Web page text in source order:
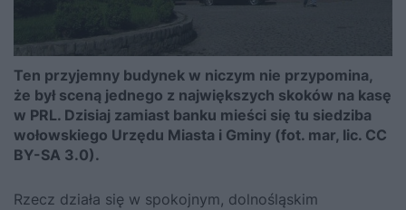
Ten przyjemny budynek w niczym nie przypomina,
że był sceną jednego z największych skoków na kasę
w PRL. Dzisiaj zamiast banku mieści się tu siedziba
wołowskiego Urzędu Miasta i Gminy (fot. mar, lic. CC
BY-SA 3.0).
Rzecz działa się w spokojnym, dolnośląskim